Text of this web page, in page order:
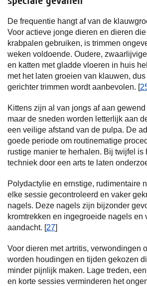
De frequentie hangt af van de
Voor actieve jonge dieren en dieren
krabpalen gebruiken, is trimmen
weken voldoende. Oudere,
en katten met gladde vloeren in huis
met het laten groeien van klauwen,
gerichter trimmen wordt aanbevolen. [
Kittens zijn al van jongs af aan
maar de sneden worden letterlijk aan
een veilige afstand van de pulpa. De
goede periode om routinematige
rustige manier te herhalen. Bij twijfel is
techniek door een arts te laten
Polydactylie en ernstige, rudimentaire
elke sessie gecontroleerd en vaker
nagels. Deze nagels zijn bijzonder
kromtrekken en ingegroeide nagels en
aandacht. [27]
Voor dieren met artritis, verwondingen
worden houdingen en tijden gekozen
minder pijnlijk maken. Lage treden,
en korte sessies verminderen het